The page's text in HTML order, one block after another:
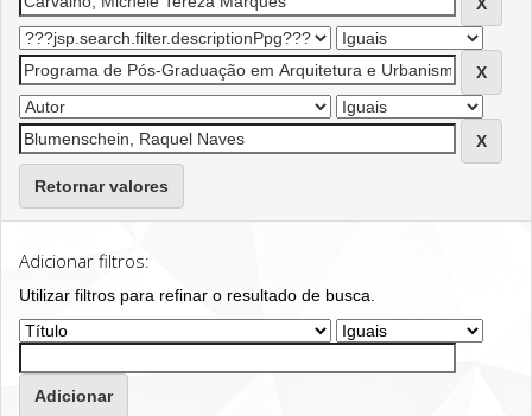
Retornar valores
Adicionar filtros:
Utilizar filtros para refinar o resultado de busca.